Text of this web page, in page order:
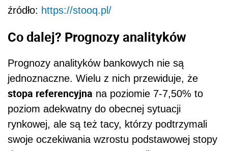
źródło: https://stooq.pl/
Co dalej? Prognozy analityków
Prognozy analityków bankowych nie są
jednoznaczne. Wielu z nich przewiduje, że
stopa referencyjna na poziomie 7-7,50% to
poziom adekwatny do obecnej sytuacji
rynkowej, ale są też tacy, którzy podtrzymali
swoje oczekiwania wzrostu podstawowej stopy